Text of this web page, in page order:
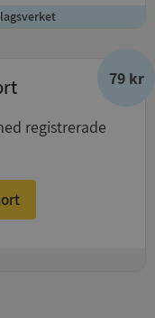
79 kr
registrerade